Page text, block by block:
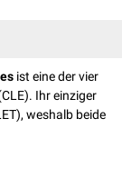
ist eine der vier
Ihr einziger
weshalb beide